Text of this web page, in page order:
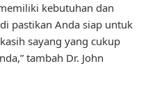
kebutuhan dan
pastikan Anda siap untuk
sayang yang cukup
tambah Dr. John